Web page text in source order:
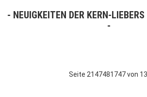
NEUIGKEITEN DER KERN-
Seite 2147481747 von 13.